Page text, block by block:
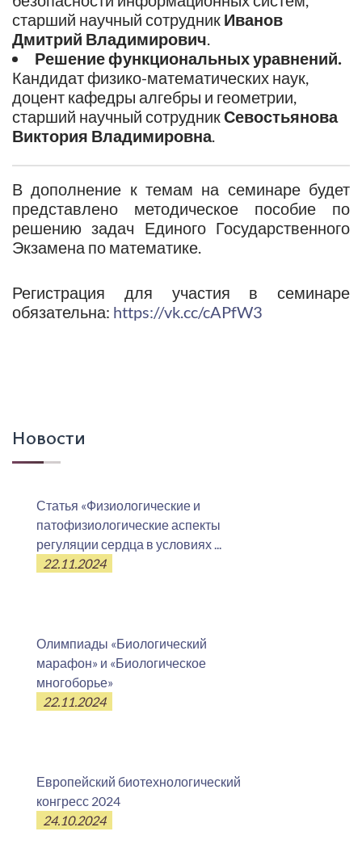
старший научный сотрудник Иванов
Дмитрий Владимирович.
Решение функциональных уравнений.
Кандидат физико-математических наук,
доцент кафедры алгебры и геометрии,
старший научный сотрудникСевостьянова
Виктория Владимировна.
В дополнение к темам на семинаре будет
представлено методическое пособие по
решению задач Единого Государственного
Экзамена по математике.
Регистрация для участия в семинаре
обязательна: https://vk.cc/cAPfW3
Новости
Статья «Физиологические и
патофизиологические аспекты
регуляции сердца в условиях ...
22.11.2024
Олимпиады «Биологический
марафон» и «Биологическое
многоборье»
22.11.2024
Европейский биотехнологический
конгресс 2024
24.10.2024